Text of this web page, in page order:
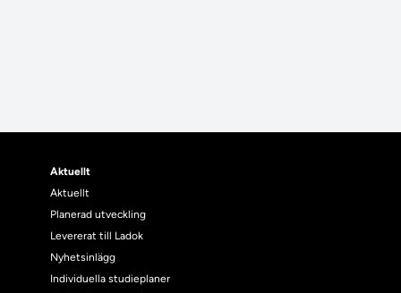
Aktuellt
Aktuellt
Planerad utveckling
Levererat till Ladok
Nyhetsinlägg
Individuella studieplaner